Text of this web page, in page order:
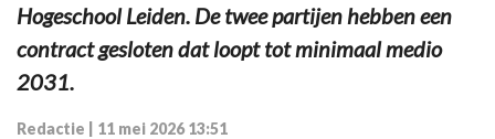
Hogeschool Leiden. De twee partijen hebben een
contract gesloten dat loopt tot minimaal medio
2031.
Redactie 11 mei 2026 13:51